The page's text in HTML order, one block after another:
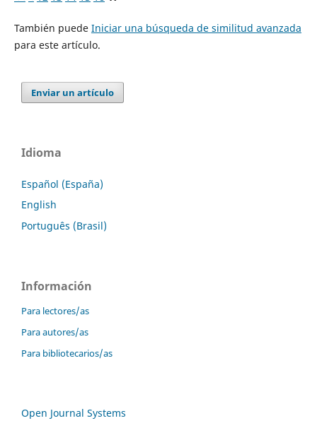
También puede Iniciar una búsqueda de similitud avanzada
para este artículo.
Enviar un artículo
Idioma
Español (España)
English
Português (Brasil)
Información
Para lectores/as
Para autores/as
Para bibliotecarios/as
Open Journal Systems